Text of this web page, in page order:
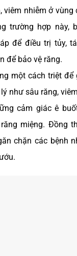
viêm nhiễm ở vùng
trường hợp này,
để điều trị tủy,
để bảo vệ răng.
một cách triệt để
như sâu răng,
cảm giác ê
miệng. Đồng
chặn các bệnh